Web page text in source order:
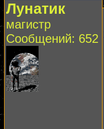
Лунатик
магистр
Сообщений: 652